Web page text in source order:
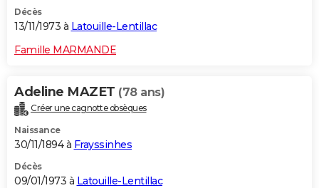
Décès
13/11/1973 à Latouille-Lentillac
Famille MARMANDE
Adeline MAZET (78 ans)
Créer une cagnotte obsèques
Naissance
30/11/1894 à Frayssinhes
Décès
09/01/1973 à Latouille-Lentillac